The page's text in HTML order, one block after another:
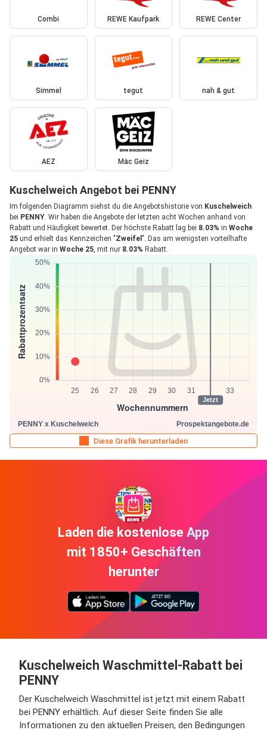
Combi REWE Kaufpark REWE Center
Simmel tegut nah & gut
AEZ Mäc Geiz
Kuschelweich Angebot bei PENNY
Im folgenden Diagramm siehst du die Angebotshistorie von Kuschelweich
bei PENNY. Wir haben die Angebote der letzten acht Wochen anhand von
Rabatt und Häufigkeit bewertet. Der höchste Rabatt lag bei 8.03% in Woche
25 und erhielt das Kennzeichen "Zweifel ". Das am wenigsten vorteilhafte
Angebot war in Woche 25, mit nur 8.03% Rabatt.
Diese Grafik herunterladen
Laden die kostenlose App
mit 1850+ Geschäften
herunter
Kuschelweich Waschmittel-Rabatt bei
PENNY
Der Kuschelweich Waschmittel ist jetzt mit einem Rabatt
bei PENNY erhältlich. Auf dieser Seite finden Sie alle
Informationen zu den aktuellen Preisen, den Bedingungen